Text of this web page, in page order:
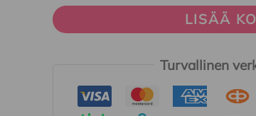
LISÄÄ
Turvallinen